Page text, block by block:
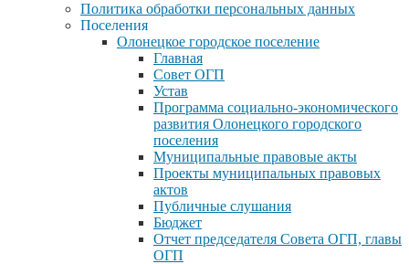
Политика обработки персональных данных
Поселения
Олонецкое городское поселение
Главная
Совет ОГП
Устав
Программа социально-экономического
развития Олонецкого городского
поселения
Муниципальные правовые акты
Проекты муниципальных правовых
актов
Публичные слушания
Бюджет
Отчет председателя Совета ОГП, главы
ОГП